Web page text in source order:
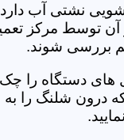
نشتی آب
آن توسط مرکز
بررسی شوند.
های دستگاه را
درون شلنگ را